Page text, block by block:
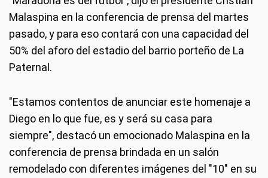
Malaspina en la conferencia de prensa del martes
pasado, y para eso contará con una capacidad del
50% del aforo del estadio del barrio porteño de La
Paternal.
"Estamos contentos de anunciar este homenaje a
Diego en lo que fue, es y será su casa para
siempre", destacó un emocionado Malaspina en la
conferencia de prensa brindada en un salón
remodelado con diferentes imágenes del "10" en su